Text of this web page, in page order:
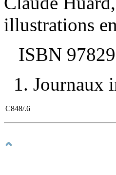
illustrations
ISBN
1. Journaux
C848/.6